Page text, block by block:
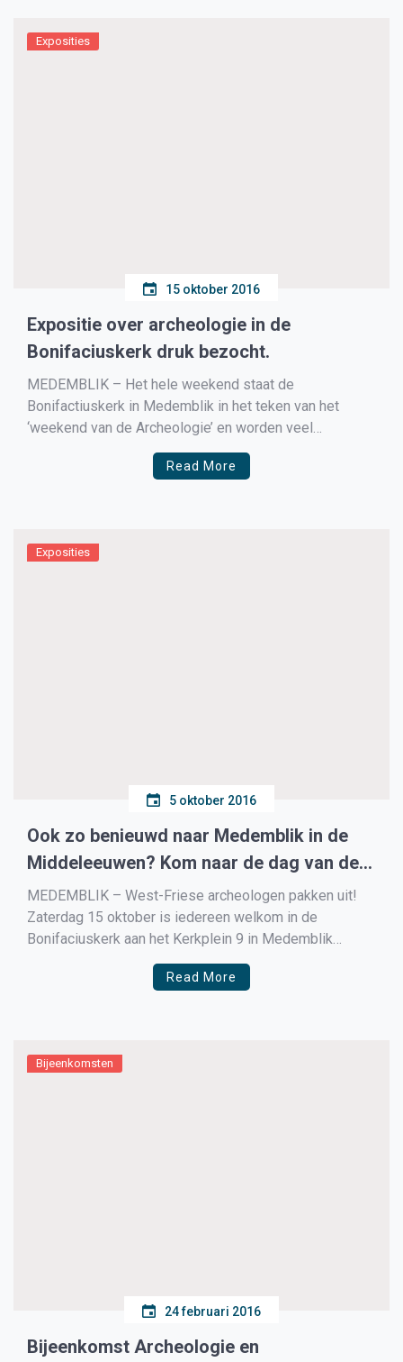
Exposities
15 oktober 2016
Expositie over archeologie in de
Bonifaciuskerk druk bezocht.
MEDEMBLIK – Het hele weekend staat de
Bonifactiuskerk in Medemblik in het teken van het
‘weekend van de Archeologie’ en worden veel
archeologische schatten tentoongesteld voor het
Read More
Exposities
5 oktober 2016
Ook zo benieuwd naar Medemblik in de
Middeleeuwen? Kom naar de dag van de
Westfriese Archeologie
MEDEMBLIK – West-Friese archeologen pakken uit!
Zaterdag 15 oktober is iedereen welkom in de
Bonifaciuskerk aan het Kerkplein 9 in Medemblik
tijdens de Dag van de Westfriese Archeologie.
Read More
Bijeenkomsten
24 februari 2016
Bijeenkomst Archeologie en